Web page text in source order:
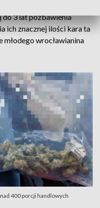
do 3 lat pozbawienia
ich znacznej ilości kara ta
młodego wrocławianina
400 porcji handlowych